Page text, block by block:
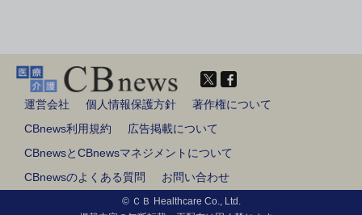
運営会社 個人情報保護方針
著作権について
CBnews利用規約
広告掲載について
CBnewsとCBnewsマネジメントについて
CBnewsのよくある質問
お問い合わせ
© ＣＢ Healthcare Co., Ltd.